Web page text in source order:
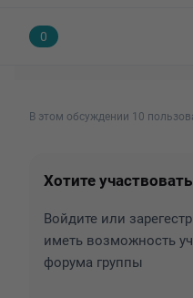
0
В этом обсуждении 10
Хотите
Войдите или
иметь возможность
форума группы